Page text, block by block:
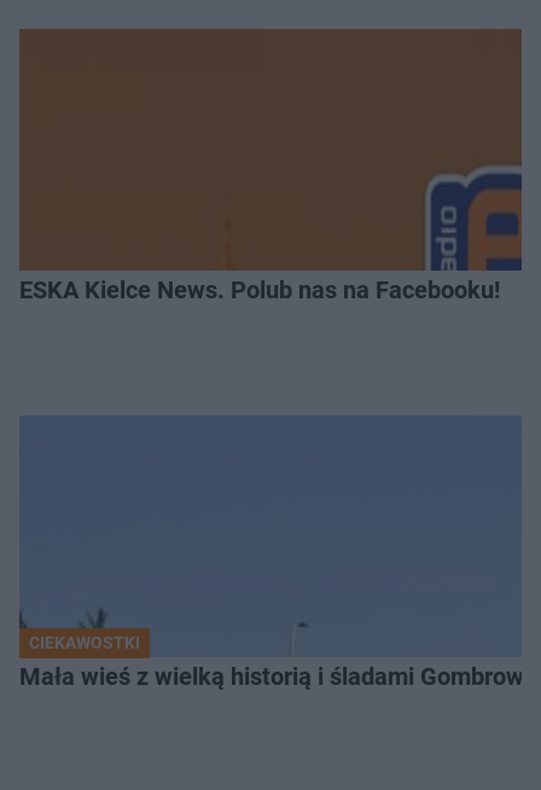
ESKA Kielce News. Polub nas na Facebooku!
CIEKAWOSTKI
Mała wieś z wielką historią i śladami